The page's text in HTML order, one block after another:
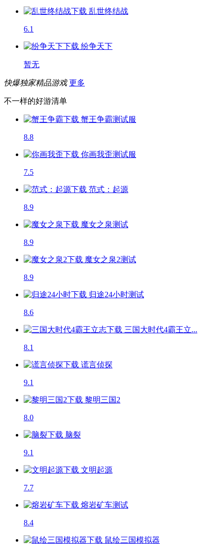
乱世终结战
6.1
纷争天下
暂无
快爆独家精品游戏 更多
不一样的好游清单
蟹王争霸测试服
8.8
你画我歪测试服
7.5
范式：起源
8.9
魔女之泉测试
8.9
魔女之泉2测试
8.9
归途24小时测试
8.6
三国大时代4霸王立...
8.1
谎言侦探
9.1
黎明三国2
8.0
脑裂
9.1
文明起源
7.7
熔岩矿车测试
8.4
鼠绘三国模拟器